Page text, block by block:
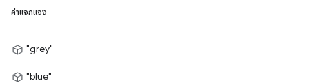
ค่าแจกแจง
"grey"
"blue"